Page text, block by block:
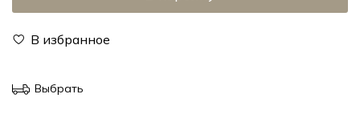
В избранное
Выбрать